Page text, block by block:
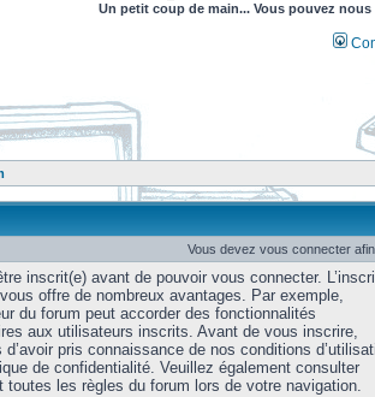
Un petit coup de main... Vous pouvez
Vous devez vous connecter
inscrit(e) avant de pouvoir vous connecter.
offre de nombreux avantages. Par exemple,
du forum peut accorder des fonctionnalités
aux utilisateurs inscrits. Avant de vous inscrire,
d’avoir pris connaissance de nos conditions
de confidentialité. Veuillez également consulter
toutes les règles du forum lors de votre navigation.